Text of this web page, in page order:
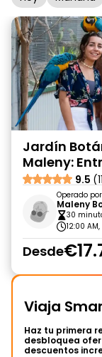
Jardín
Maleny:
9.5
Operado por
Maleny
30
12:00
Desde
Viaja
Haz tu primera
desbloquea
descuentos